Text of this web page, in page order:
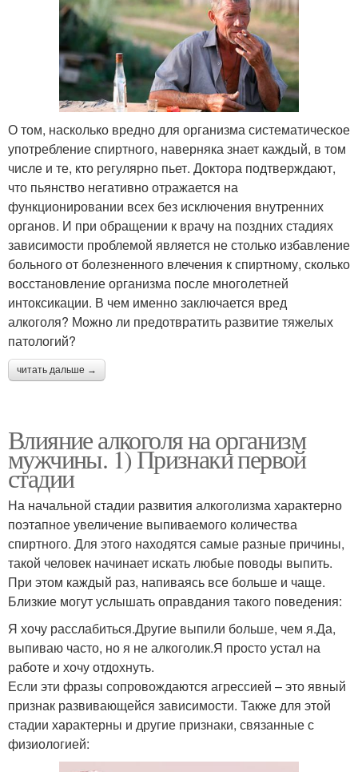
О том, насколько вредно для организма систематическое
употребление спиртного, наверняка знает каждый, в том
числе и те, кто регулярно пьет. Доктора подтверждают,
что пьянство негативно отражается на
функционировании всех без исключения внутренних
органов. И при обращении к врачу на поздних стадиях
зависимости проблемой является не столько избавление
больного от болезненного влечения к спиртному, сколько
восстановление организма после многолетней
интоксикации. В чем именно заключается вред
алкоголя? Можно ли предотвратить развитие тяжелых
патологий?
читать дальше →
Влияние алкоголя на организм
мужчины. 1) Признаки первой
стадии
На начальной стадии развития алкоголизма характерно
поэтапное увеличение выпиваемого количества
спиртного. Для этого находятся самые разные причины,
такой человек начинает искать любые поводы выпить.
При этом каждый раз, напиваясь все больше и чаще.
Близкие могут услышать оправдания такого поведения:
Я хочу расслабиться.Другие выпили больше, чем я.Да,
выпиваю часто, но я не алкоголик.Я просто устал на
работе и хочу отдохнуть.
Если эти фразы сопровождаются агрессией – это явный
признак развивающейся зависимости. Также для этой
стадии характерны и другие признаки, связанные с
физиологией: